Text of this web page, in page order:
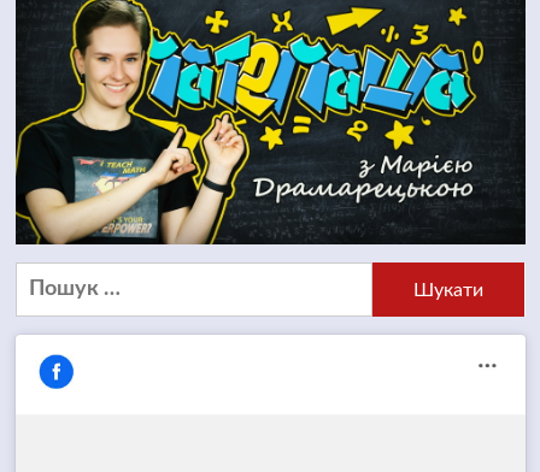
Пошук: